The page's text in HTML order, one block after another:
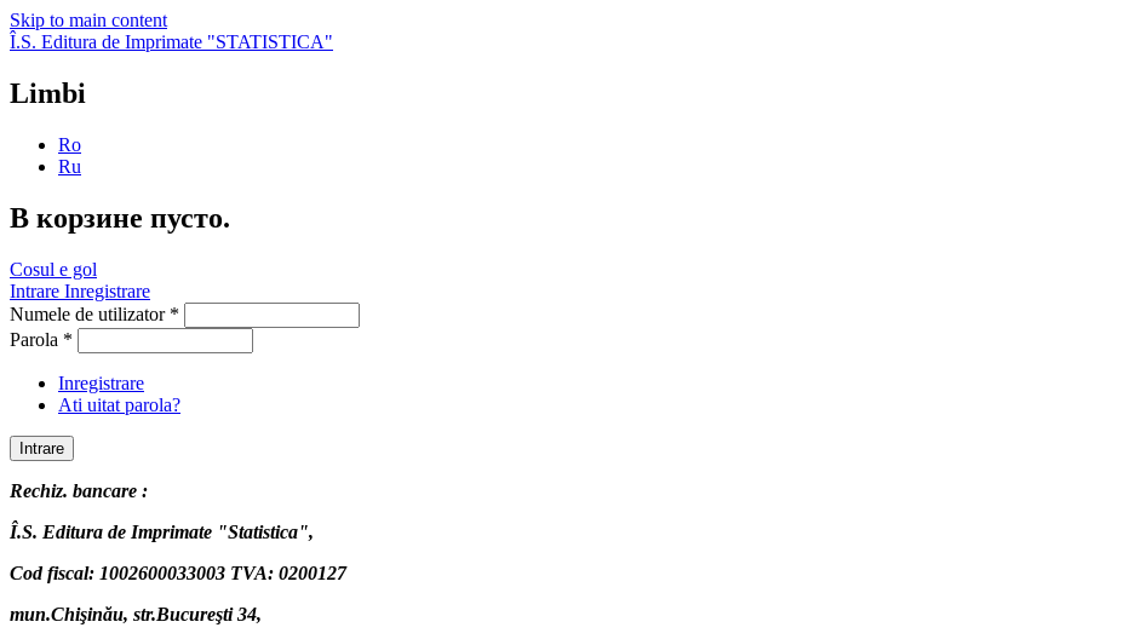
Skip to main content
Î.S. Editura de Imprimate "STATISTICA"
Limbi
Ro
Ru
В корзине пусто.
Cosul e gol
Intrare Inregistrare
Numele de utilizator *
Parola *
Inregistrare
Ati uitat parola?
Rechiz. bancare :
Î.S. Editura de Imprimate "Statistica",
Cod fiscal: 1002600033003 TVA: 0200127
mun.Chişinău, str.Bucureşti 34,